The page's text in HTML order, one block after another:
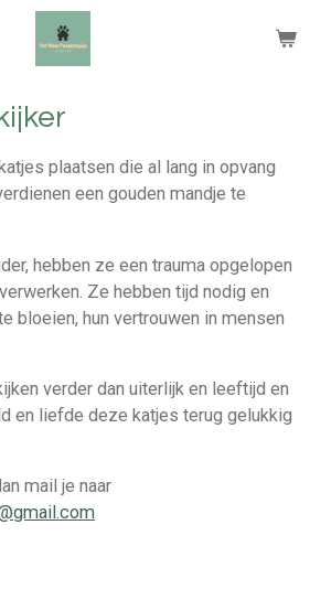
plaatsen die al lang in opvang
een gouden mandje te
hebben ze een trauma opgelopen
Ze hebben tijd nodig en
bloeien, hun vertrouwen in mensen
verder dan uiterlijk en leeftijd en
en liefde deze katjes terug gelukkig
mail je naar